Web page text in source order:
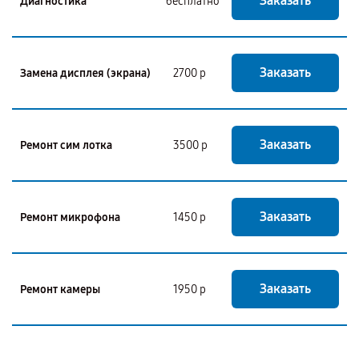
Замена дисплея (экрана) 2700 р Заказать
Ремонт сим лотка 3500 р Заказать
Ремонт микрофона 1450 р Заказать
Ремонт камеры 1950 р Заказать